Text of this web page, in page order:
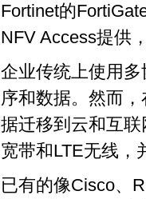
Fortinet的
NFV Access提供
企业传统上使用
序和数据。然而
据迁移到云和互
宽带和LTE无线，
已有的像Cisco、